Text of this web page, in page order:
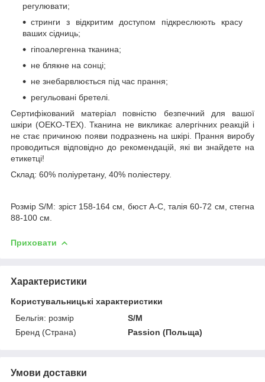
регулювати;
стринги з відкритим доступом підкреслюють красу
ваших сідниць;
гіпоалергенна тканина;
не блякне на сонці;
не знебарвлюється під час прання;
регульовані бретелі.
Сертифікований матеріал повністю безпечний для вашої
шкіри (OEKO-TEX). Тканина не викликає алергічних реакцій і
не стає причиною появи подразнень на шкірі. Прання виробу
проводиться відповідно до рекомендацій, які ви знайдете на
етикетці!
Склад: 60% поліуретану, 40% поліестеру.
Розмір S/M: зріст 158-164 см, бюст А-С, талія 60-72 см, стегна
88-100 см.
Приховати
Характеристики
Користувальницькі характеристики
Бельгія: розмір
S/M
Бренд (Страна)
Passion (Польща)
Умови доставки